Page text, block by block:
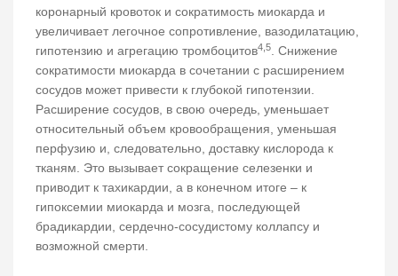
коронарный кровоток и сократимость миокарда и
увеличивает легочное сопротивление, вазодилатацию,
гипотензию и агрегацию тромбоцитов4,5
. Снижение
сократимости миокарда в сочетании с расширением
сосудов может привести к глубокой гипотензии.
Расширение сосудов, в свою очередь, уменьшает
относительный объем кровообращения, уменьшая
перфузию и, следовательно, доставку кислорода к
тканям. Это вызывает сокращение селезенки и
приводит к тахикардии, а в конечном итоге – к
гипоксемии миокарда и мозга, последующей
брадикардии, сердечно-сосудистому коллапсу и
возможной смерти.